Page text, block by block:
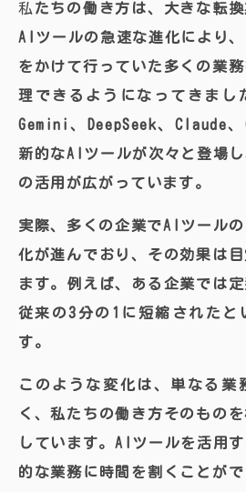
私たちの働き方は、大きな転換期を迎えています。
AIツールの急速な進化により
をかけて行っていた多くの業
理できるようになってきまし
Gemini、DeepSeek、Claude
新的なAIツールが次々と登場
の活用が広がっています。
実際、多くの企業でAIツール
化が進んでおり、その効果は
ます。例えば、ある企業では
従来の3分の1に短縮されたと
す。
このような変化は、単なる業
く、私たちの働き方そのもの
しています。AIツールを活用
的な業務に時間を割くことが